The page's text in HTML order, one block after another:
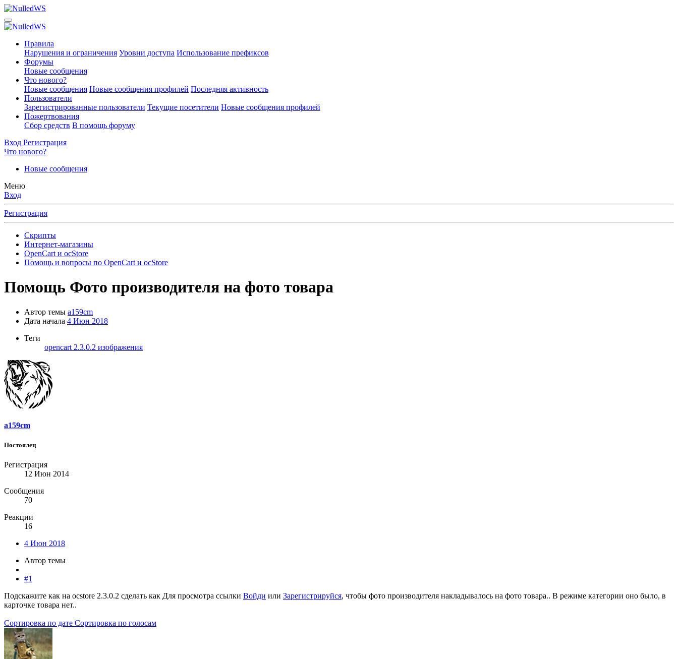
Правила
Нарушения и ограничения Уровни доступа Использование префиксов
Форумы
Новые сообщения
Что нового?
Новые сообщения Новые сообщения профилей Последняя активность
Пользователи
Зарегистрированные пользователи Текущие посетители Новые сообщения профилей
Пожертвования
Сбор средств В помощь форуму
Вход Регистрация
Что нового?
Новые сообщения
Меню
Вход
Регистрация
Скрипты
Интернет-магазины
OpenCart и ocStore
Помощь и вопросы по OpenCart и ocStore
Помощь Фото производителя на фото товара
Автор темы a159cm
Дата начала 4 Июн 2018
Теги
opencart 2.3.0.2 изображения
a159cm
Постоялец
Регистрация
12 Июн 2014
Сообщения
70
Реакции
16
4 Июн 2018
Автор темы
#1
Подскажите как на ocstore 2.3.0.2 сделать как Для просмотра ссылки Войди или Зарегистрируйся, чтобы фото производителя накладывалось на фото товара.. В режиме категории оно было, в
карточке товара нет..
Сортировка по дате Сортировка по голосам